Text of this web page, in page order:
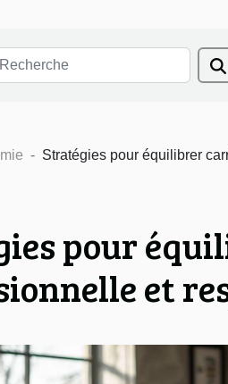
Stratégies pour équilibrer
pour
et